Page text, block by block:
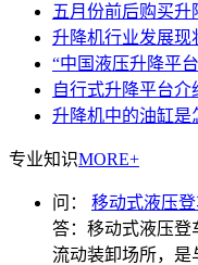
五月份前后购买升
升降机行业发展现
“中国液压升降平
自行式升降平台介
升降机中的油缸是
专业知识MORE+
问： 移动式液压
答： 移动式液压登
流动装卸场所，是